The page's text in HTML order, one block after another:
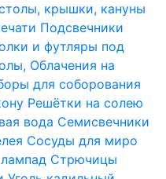
крышки, кануны
Подсвечники
и футляры под
Облачения на
для соборования
Решётки на солею
вода Семисвечники
Сосуды для миро
Стрючицы